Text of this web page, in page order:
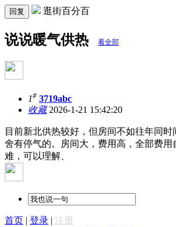
回复 逛街百分百
说说暖气供热 看全部
1# 3719abc
收藏2026-1-21 15:42:20
目前新北供热较好，但房间不如往年同
舍有停气的。房间大，费用高，全部费用
难，可以理解、
首页 | 登录 | 注册